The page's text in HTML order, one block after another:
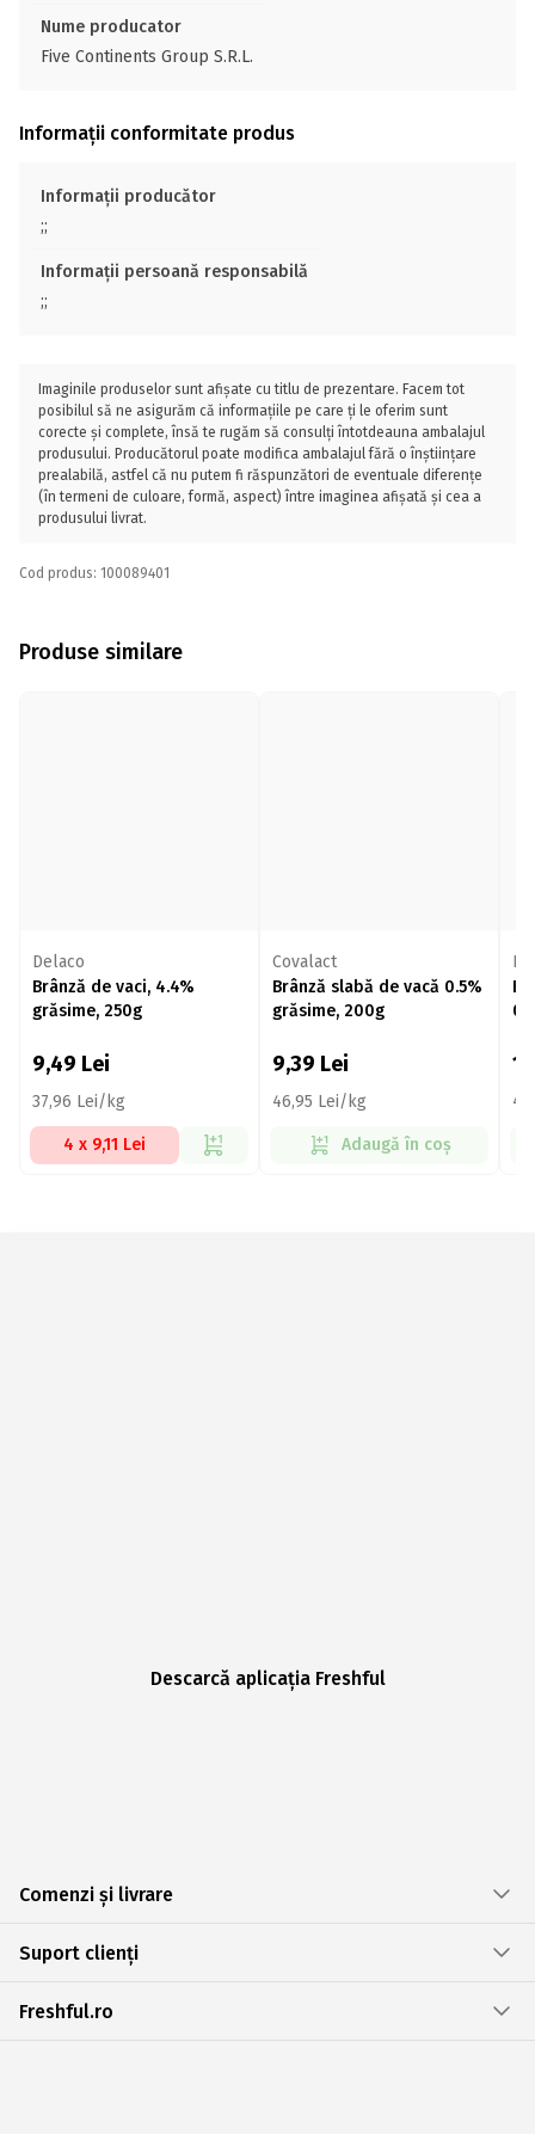
Nume producator
Five Continents Group S.R.L.
Informații conformitate produs
Informații producător
;;
Informații persoană responsabilă
;;
Imaginile produselor sunt afișate cu titlu de prezentare. Facem tot
posibilul să ne asigurăm că informațiile pe care ți le oferim sunt
corecte și complete, însă te rugăm să consulți întotdeauna ambalajul
produsului. Producătorul poate modifica ambalajul fără o înștiințare
prealabilă, astfel că nu putem fi răspunzători de eventuale diferențe
(în termeni de culoare, formă, aspect) între imaginea afișată și cea a
produsului livrat.
Cod produs: 100089401
Produse similare
Delaco
Brânză de vaci, 4.4%
grăsime, 250g
9,49 Lei
37,96 Lei/kg
4 x 9,11 Lei
Covalact
Brânză slabă de vacă 0.5%
grăsime, 200g
9,39 Lei
46,95 Lei/kg
Adaugă în coș
Descarcă aplicația Freshful
Comenzi și livrare
Suport clienți
Freshful.ro